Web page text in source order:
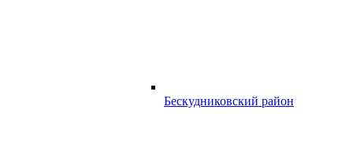
Бескудниковский район